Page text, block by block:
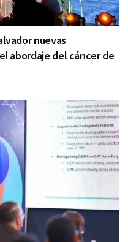
nuevas
abordaje del cáncer de